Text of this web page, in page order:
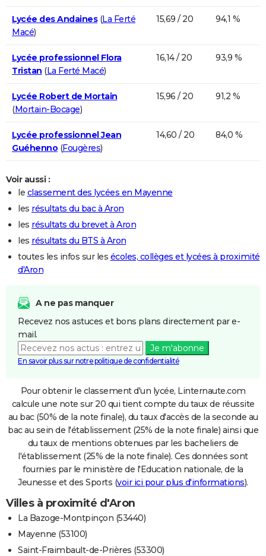
Lycée des Andaines(La Ferté
Macé)
15,69 / 20 94,1 %
Lycée professionnel Flora
Tristan (La Ferté Macé)
16,14 / 20 93,9 %
Lycée Robert de Mortain
(Mortain-Bocage)
15,96 / 20 91,2 %
Lycée professionnel Jean
Guéhenno (Fougères)
14,60 / 20 84,0 %
Voir aussi :
le classement des lycées en Mayenne
les résultats du bac à Aron
les résultats du brevet à Aron
les résultats du BTS à Aron
toutes les infos sur les écoles, collèges et lycées à proximité
d'Aron
A ne pas manquer
Recevez nos astuces et bons plans directement par e-
mail.
Je m'abonne
En savoir plus sur notre politique de confidentialité
Pour obtenir le classement d'un lycée, Linternaute.com
calcule une note sur 20 qui tient compte du taux de réussite
au bac (50% de la note finale), du taux d'accès de la seconde au
bac au sein de l'établissement (25% de la note finale) ainsi que
du taux de mentions obtenues par les bacheliers de
l'établissement (25% de la note finale). Ces données sont
fournies par le ministère de l'Education nationale, de la
Jeunesse et des Sports (voir ici pour plus d'informations).
Villes à proximité d'Aron
La Bazoge-Montpinçon (53440)
Mayenne (53100)
Saint-Fraimbault-de-Prières (53300)